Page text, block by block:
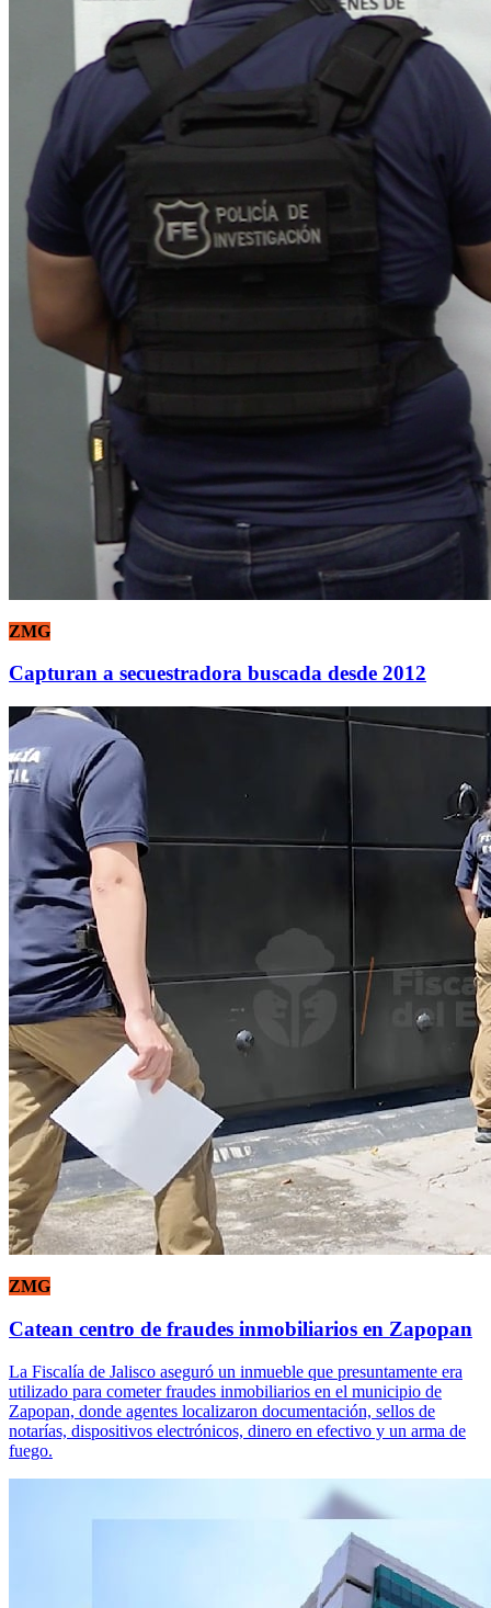
ZMG
Capturan a secuestradora buscada desde 2012
ZMG
Catean centro de fraudes inmobiliarios en Zapopan
La Fiscalía de Jalisco aseguró un inmueble que presuntamente era
utilizado para cometer fraudes inmobiliarios en el municipio de
Zapopan, donde agentes localizaron documentación, sellos de
notarías, dispositivos electrónicos, dinero en efectivo y un arma de
fuego.